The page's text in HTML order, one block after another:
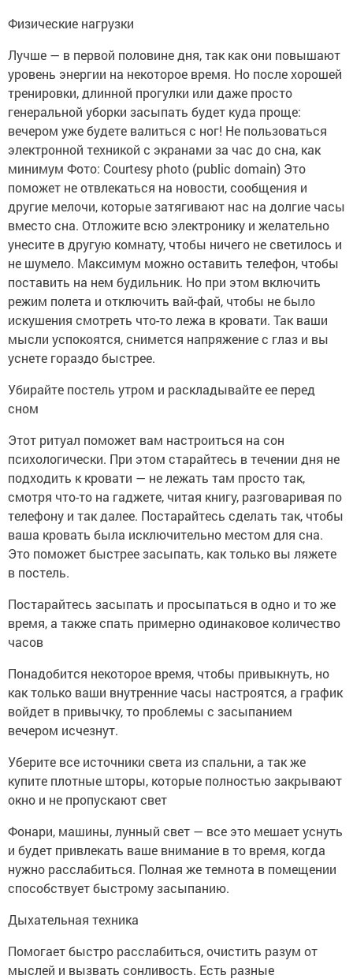
Физические нагрузки
Лучше — в первой половине дня, так как они повышают
уровень энергии на некоторое время. Но после хорошей
тренировки, длинной прогулки или даже просто
генеральной уборки засыпать будет куда проще:
вечером уже будете валиться с ног! Не пользоваться
электронной техникой с экранами за час до сна, как
минимум Фото: Courtesy photo (public domain) Это
поможет не отвлекаться на новости, сообщения и
другие мелочи, которые затягивают нас на долгие часы
вместо сна. Отложите всю электронику и желательно
унесите в другую комнату, чтобы ничего не светилось и
не шумело. Максимум можно оставить телефон, чтобы
поставить на нем будильник. Но при этом включить
режим полета и отключить вай-фай, чтобы не было
искушения смотреть что-то лежа в кровати. Так ваши
мысли успокоятся, снимется напряжение с глаз и вы
уснете гораздо быстрее.
Убирайте постель утром и раскладывайте ее перед
сном
Этот ритуал поможет вам настроиться на сон
психологически. При этом старайтесь в течении дня не
подходить к кровати — не лежать там просто так,
смотря что-то на гаджете, читая книгу, разговаривая по
телефону и так далее. Постарайтесь сделать так, чтобы
ваша кровать была исключительно местом для сна.
Это поможет быстрее засыпать, как только вы ляжете
в постель.
Постарайтесь засыпать и просыпаться в одно и то же
время, а также спать примерно одинаковое количество
часов
Понадобится некоторое время, чтобы привыкнуть, но
как только ваши внутренние часы настроятся, а график
войдет в привычку, то проблемы с засыпанием
вечером исчезнут.
Уберите все источники света из спальни, а так же
купите плотные шторы, которые полностью закрывают
окно и не пропускают свет
Фонари, машины, лунный свет — все это мешает уснуть
и будет привлекать ваше внимание в то время, когда
нужно расслабиться. Полная же темнота в помещении
способствует быстрому засыпанию.
Дыхательная техника
Помогает быстро расслабиться, очистить разум от
мыслей и вызвать сонливость. Есть разные